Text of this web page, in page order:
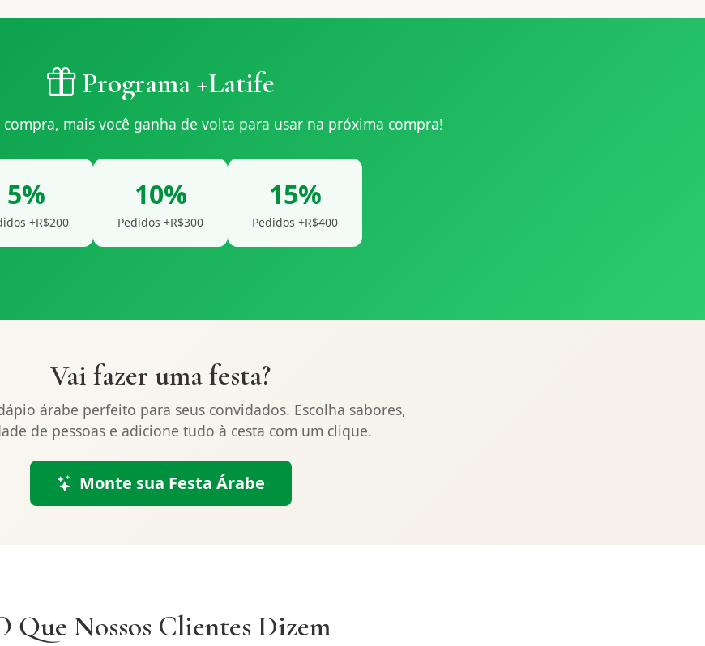
Programa +Latife
mais você ganha de volta para usar na próxima compra!
5%
+R$200
10%
Pedidos +R$300
15%
Pedidos +R$400
Vai fazer uma festa?
árabe perfeito para seus convidados. Escolha sabores,
de pessoas e adicione tudo à cesta com um clique.
Monte sua Festa Árabe
Que Nossos Clientes Dizem